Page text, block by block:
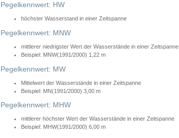
Pegelkennwert: HW
höchster Wasserstand in einer Zeitspanne
Pegelkennwert: MNW
mittlerer niedrigster Wert der Wasserstände in einer Zeitspanne
Beispiel: MNW(1991/2000) 1,22 m
Pegelkennwert: MW
Mittelwert der Wasserstände in einer Zeitspanne
Beispiel: MN(1991/2000) 3,00 m
Pegelkennwert: MHW
mittlerer höchster Wert der Wasserstände in einer Zeitspanne
Beispiel: MHW(1991/2000) 6,00 m